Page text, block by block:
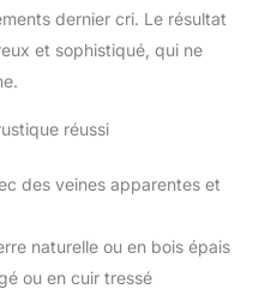
dernier cri. Le résultat
et sophistiqué, qui ne
réussi
des veines apparentes et
naturelle ou en bois épais
ou en cuir tressé